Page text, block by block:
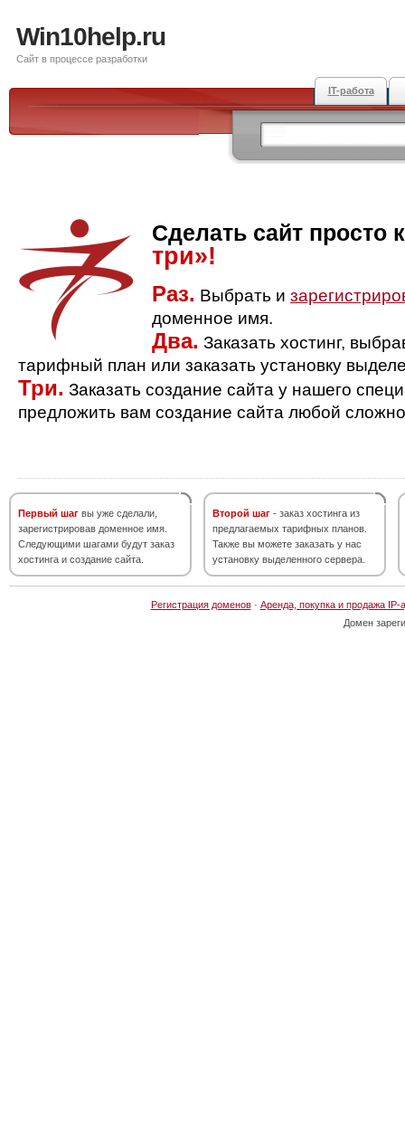
Win10help.ru
Сайт в процессе разработки
IT-работа
Сделать сайт просто
три»!
Раз. Выбрать и
доменное имя.
Два. Заказать хостинг,
тарифный план или заказать установку
Три. Заказать создание сайта у нашего
предложить вам создание сайта любой
Первый шаг вы уже сделали,
зарегистрировав доменное имя.
Следующими шагами будут заказ
хостинга и создание сайта.
Второй шаг - заказ хостинга из
предлагаемых тарифных планов.
Также вы можете заказать у нас
установку выделенного сервера.
Регистрация доменов· Аренда, покупка и продажа IP-
Домен